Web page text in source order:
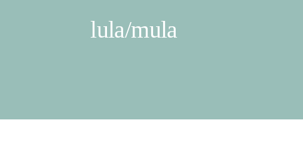
lula/mula